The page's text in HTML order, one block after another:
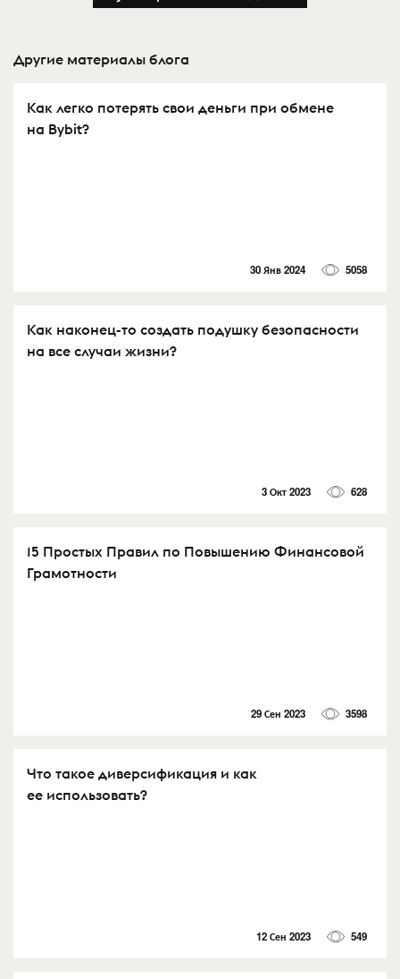
Другие материалы блога
Как легко потерять свои деньги при обмене
на Bybit?
30 Янв 2024 5058
Как наконец-то создать подушку безопасности
на все случаи жизни?
3 Окт 2023 628
15 Простых Правил по Повышению Финансовой
Грамотности
29 Сен 2023 3598
Что такое диверсификация и как
ее использовать?
12 Сен 2023 549